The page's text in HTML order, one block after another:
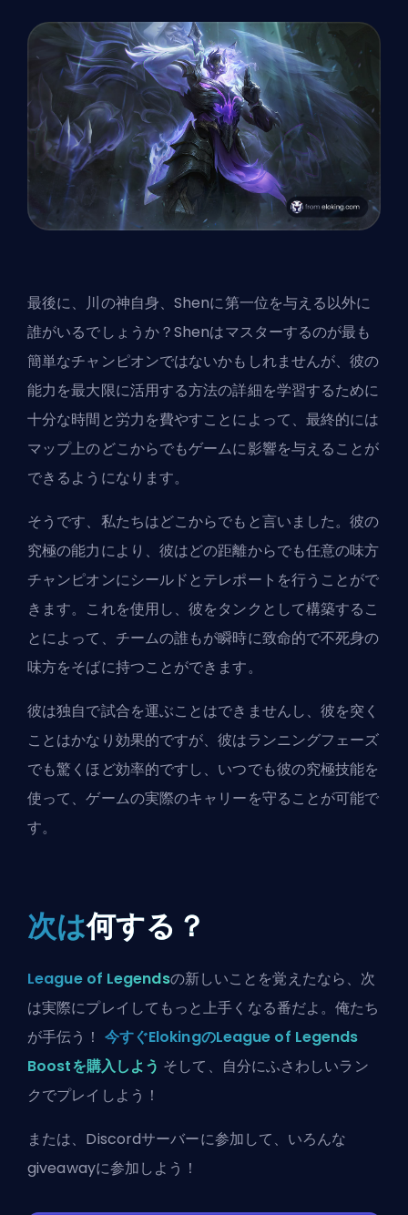
最後に、川の神自身、Shenに第一位を与える以外に
誰がいるでしょうか？Shenはマスターするのが最も
簡単なチャンピオンではないかもしれませんが、彼の
能力を最大限に活用する方法の詳細を学習するために
十分な時間と労力を費やすことによって、最終的には
マップ上のどこからでもゲームに影響を与えることが
できるようになります。
そうです、私たちはどこからでもと言いました。彼の
究極の能力により、彼はどの距離からでも任意の味方
チャンピオンにシールドとテレポートを行うことがで
きます。これを使用し、彼をタンクとして構築するこ
とによって、チームの誰もが瞬時に致命的で不死身の
味方をそばに持つことができます。
彼は独自で試合を運ぶことはできませんし、彼を突く
ことはかなり効果的ですが、彼はランニングフェーズ
でも驚くほど効率的ですし、いつでも彼の究極技能を
使って、ゲームの実際のキャリーを守ることが可能で
す。
次は何する？
League of Legendsの新しいことを覚えたなら、次
は実際にプレイしてもっと上手くなる番だよ。俺たち
が手伝う！ 今すぐElokingのLeague of Legends
Boostを購入しよう そして、自分にふさわしいラン
クでプレイしよう！
または、 Discordサーバーに参加して、いろんな
giveawayに参加しよう！